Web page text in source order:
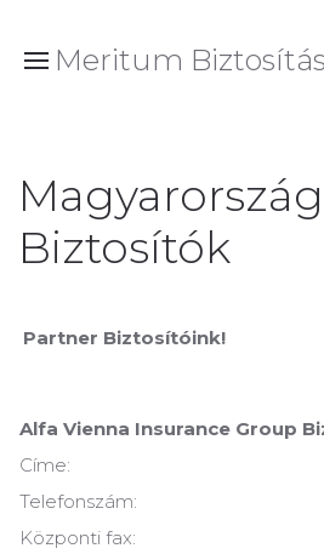
Meritum
Biztosítók
Partner Biztosítóink!
Alfa Vienna Insurance Group
Címe:
Telefonszám:
Központi fax: